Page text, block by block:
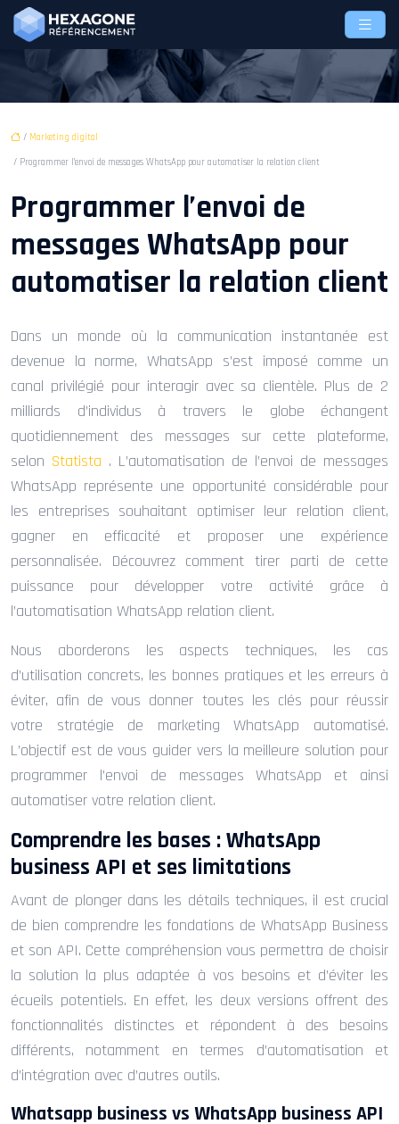
/ Marketing digital
/ Programmer l’envoi de messages WhatsApp pour automatiser la relation client
Programmer l’envoi de
messages WhatsApp pour
automatiser la relation client
Dans un monde où la communication instantanée est
devenue la norme, WhatsApp s’est imposé comme un
canal privilégié pour interagir avec sa clientèle. Plus de 2
milliards d’individus à travers le globe échangent
quotidiennement des messages sur cette plateforme,
selon Statista . L’automatisation de l’envoi de messages
WhatsApp représente une opportunité considérable pour
les entreprises souhaitant optimiser leur relation client,
gagner en efficacité et proposer une expérience
personnalisée. Découvrez comment tirer parti de cette
puissance pour développer votre activité grâce à
l’automatisation WhatsApp relation client.
Nous aborderons les aspects techniques, les cas
d’utilisation concrets, les bonnes pratiques et les erreurs à
éviter, afin de vous donner toutes les clés pour réussir
votre stratégie de marketing WhatsApp automatisé.
L’objectif est de vous guider vers la meilleure solution pour
programmer l’envoi de messages WhatsApp et ainsi
automatiser votre relation client.
Comprendre les bases : WhatsApp
business API et ses limitations
Avant de plonger dans les détails techniques, il est crucial
de bien comprendre les fondations de WhatsApp Business
et son API. Cette compréhension vous permettra de choisir
la solution la plus adaptée à vos besoins et d’éviter les
écueils potentiels. En effet, les deux versions offrent des
fonctionnalités distinctes et répondent à des besoins
différents, notamment en termes d’automatisation et
d’intégration avec d’autres outils.
Whatsapp business vs WhatsApp business API